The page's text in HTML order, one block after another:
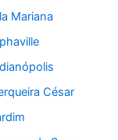
Mariana
César